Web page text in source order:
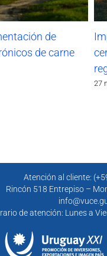
de
de carne
27
Atención al cliente:
Rincón 518 Entrepiso –
de atención: Lunes a